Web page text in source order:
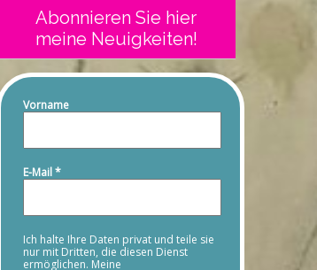
Abonnieren Sie hier
meine Neuigkeiten!
Vorname
E-Mail*
Ich halte Ihre Daten privat und teile sie
nur mit Dritten, die diesen Dienst
ermöglichen. Meine